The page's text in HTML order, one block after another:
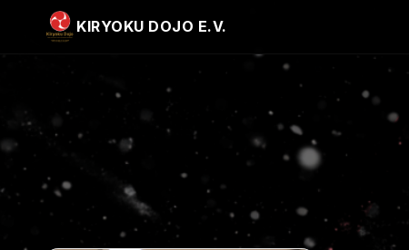
KIRYOKU DOJO E.V.